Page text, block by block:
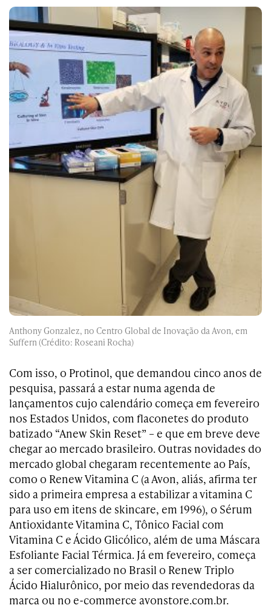
Anthony Gonzalez, no Centro Global de Inovação da Avon, em
Suffern (Crédito: Roseani Rocha)
Com isso, o Protinol, que demandou cinco anos de
pesquisa, passará a estar numa agenda de
lançamentos cujo calendário começa em fevereiro
nos Estados Unidos, com flaconetes do produto
batizado “Anew Skin Reset” – e que em breve deve
chegar ao mercado brasileiro. Outras novidades do
mercado global chegaram recentemente ao País,
como o Renew Vitamina C (a Avon, aliás, afirma ter
sido a primeira empresa a estabilizar a vitamina C
para uso em itens de skincare, em 1996), o Sérum
Antioxidante Vitamina C, Tônico Facial com
Vitamina C e Ácido Glicólico, além de uma Máscara
Esfoliante Facial Térmica. Já em fevereiro, começa
a ser comercializado no Brasil o Renew Triplo
Ácido Hialurônico, por meio das revendedoras da
marca ou no e-commerce avonstore.com.br.